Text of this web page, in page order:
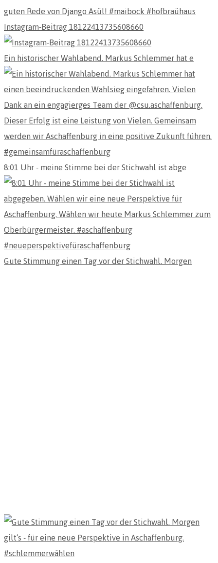
Instagram-Beitrag 18122413735608660
Ein historischer Wahlabend. Markus Schlemmer hat e
8:01 Uhr - meine Stimme bei der Stichwahl ist abge
Gute Stimmung einen Tag vor der Stichwahl. Morgen